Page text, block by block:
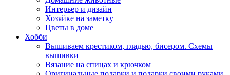
Интерьер и дизайн
Хозяйке на заметку
Цветы в доме
Хобби
Вышиваем крестиком, гладью, бисером. Схемы
вышивки
Вязание на спицах и крючком